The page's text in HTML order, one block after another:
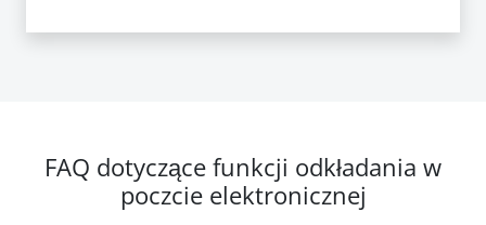
FAQ dotyczące funkcji odkładania w
poczcie elektronicznej